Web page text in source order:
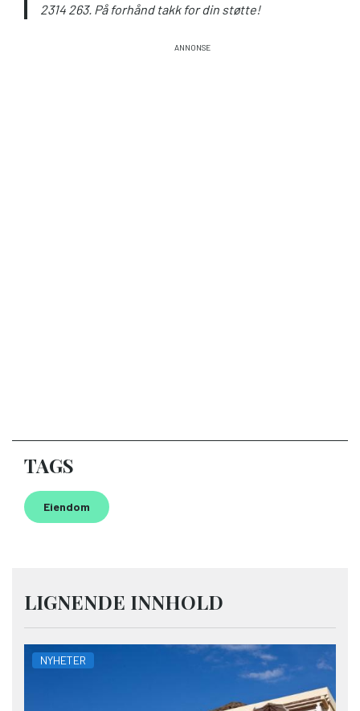
2314 263. På forhånd takk for din støtte!
TAGS
Eiendom
LIGNENDE INNHOLD
NYHETER